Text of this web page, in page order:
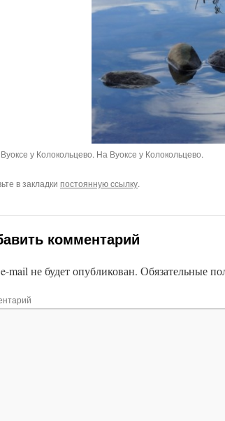
у Колокольцево. На Вуоксе у Колокольцево.
в закладки постоянную ссылку.
комментарий
mail не будет опубликован. Обязательные